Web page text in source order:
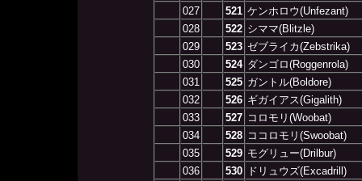
027
521 ケンホロウ(Unfezant)
028
522 シママ(Blitzle)
029
523 ゼブライカ(Zebstrika)
030
524 ダンゴロ(Roggenrola)
031
525 ガントル(Boldore)
032
526 ギガイアス(Gigalith)
033
527 コロモリ(Woobat)
034
528 ココロモリ(Swoobat)
035
529 モグリュー(Drilbur)
036
530
ドリュウズ(Excadrill)